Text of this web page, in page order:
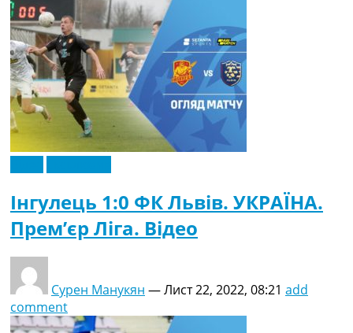
Інгулець 1:0 ФК Львів. УКРАЇНА.
Прем’єр Ліга. Відео
Сурен Манукян —Лист 22, 2022, 08:21 add
comment